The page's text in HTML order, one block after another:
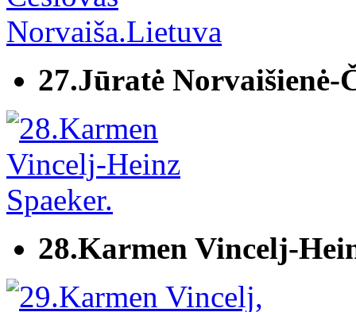
27.Jūratė Norvaišienė-
28.Karmen Vincelj-